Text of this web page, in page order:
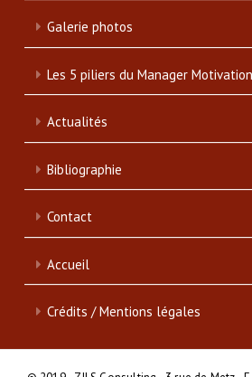
Galerie photos
Les 5 piliers du Manager
Actualités
Bibliographie
Contact
Accueil
Crédits / Mentions légales